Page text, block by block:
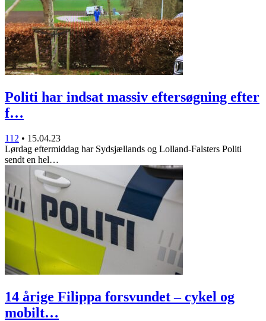
Politi har indsat massiv eftersøgning efter
f…
112 • 15.04.23
Lørdag eftermiddag har Sydsjællands og Lolland-Falsters Politi
sendt en hel…
14 årige Filippa forsvundet – cykel og
mobilt…